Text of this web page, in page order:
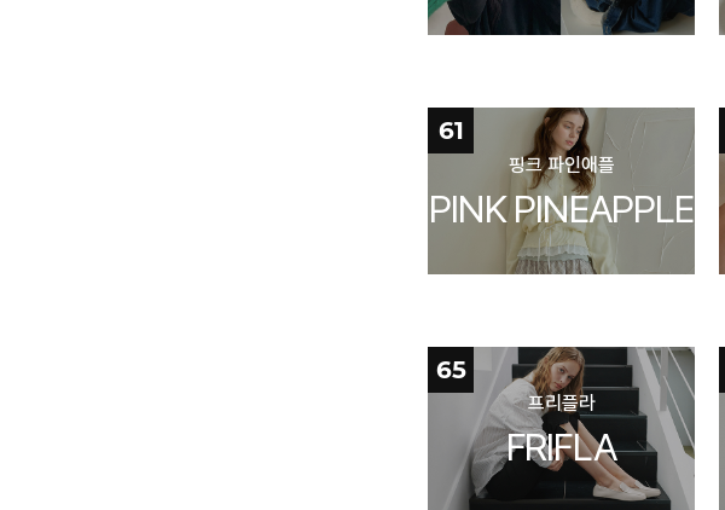
61
핑크 파인애플
PINK PINEAPPLE
65
프리플라
FRIFLA